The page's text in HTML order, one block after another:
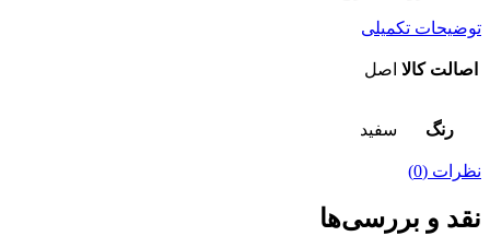
توضیحات تکمیلی
اصالت کالا اصل
رنگ سفید
نظرات (0)
نقد و بررسی‌ها